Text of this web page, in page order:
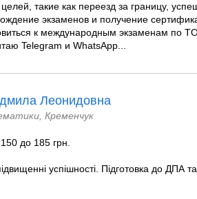
такие как переезд за границу,
экзаменов и получение
к международным экзаменам по
Telegram и WhatsApp...
Леонидовна
Кременчук
150 до 185 грн.
успішності. Підготовка до ДПА